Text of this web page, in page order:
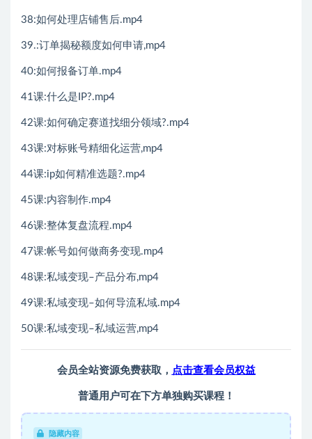
38:如何处理店铺售后.mp4
39.:订单揭秘额度如何申请,mp4
40:如何报备订单.mp4
41课:什么是IP?.mp4
42课:如何确定赛道找细分领域?.mp4
43课:对标账号精细化运营,mp4
44课:ip如何精准选题?.mp4
45课:内容制作.mp4
46课:整体复盘流程.mp4
47课:帐号如何做商务变现.mp4
48课:私域变现–产品分布,mp4
49课:私域变现–如何导流私域.mp4
50课:私域变现–私域运营,mp4
会员全站资源免费获取， 点击查看会员权益
普通用户可在下方单独购买课程！
隐藏内容